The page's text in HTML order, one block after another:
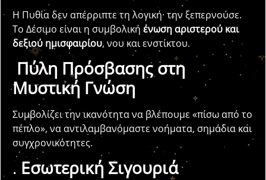
Η Πυθία δεν απέρριπτε τη λογική· την ξεπερνούσε.
Το Δέσιμο είναι η συμβολική ένωση αριστερού και
δεξιού ημισφαιρίου, νου και ενστίκτου.
Πύλη Πρόσβασης στη
Μυστική Γνώση
Συμβολίζει την ικανότητα να βλέπουμε «πίσω από το
πέπλο», να αντιλαμβανόμαστε νοήματα, σημάδια και
συγχρονικότητες.
.Εσωτερική Σιγουριά